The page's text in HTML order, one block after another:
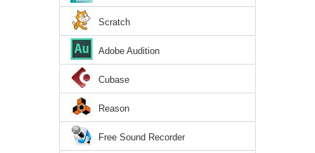
Scratch
Adobe Audition
Cubase
Reason
Free Sound Recorder